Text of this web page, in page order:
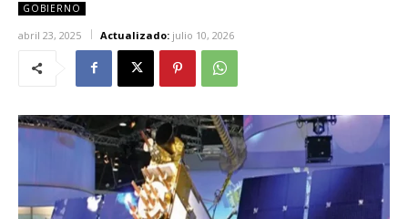
GOBIERNO
abril 23, 2025 Actualizado: julio 10, 2026